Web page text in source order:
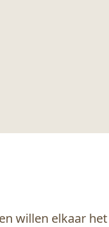
willen elkaar